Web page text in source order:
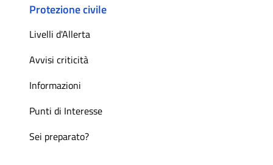
Protezione civile
Livelli d'Allerta
Avvisi criticità
Informazioni
Punti di Interesse
Sei preparato?